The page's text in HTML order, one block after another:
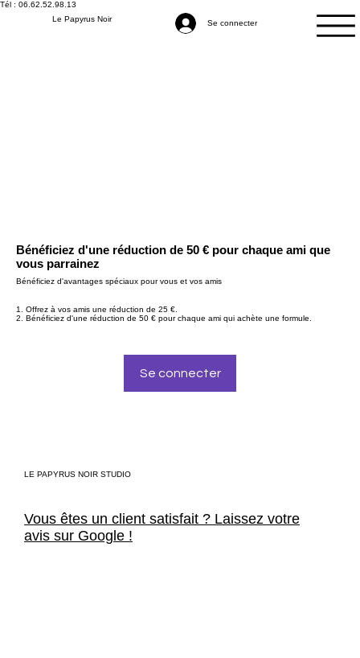
Le Papyrus Noir Se connecter
Tél : 06.62.52.98.13
Bénéficiez d'une réduction de 50 € pour chaque ami que
vous parrainez
Bénéficiez d'avantages spéciaux pour vous et vos amis
Offrez à vos amis une réduction de 25 €.
Bénéficiez d'une réduction de 50 € pour chaque ami qui achète une formule.
Se connecter pour parrainer
LE PAPYRUS NOIR STUDIO
Vous êtes un client satisfait ? Laissez votre
avis sur Google !